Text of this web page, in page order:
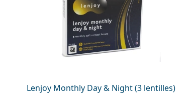
Lenjoy Monthly Day & Night (3 lentilles)